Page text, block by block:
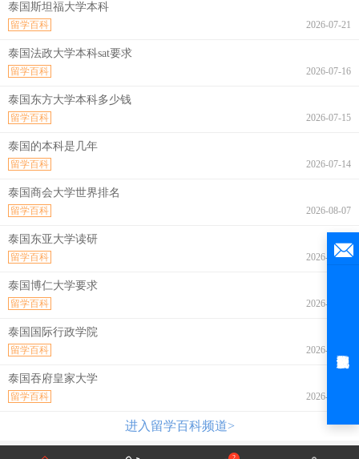
泰国斯坦福大学本科
2026-07-21
留学百科
泰国法政大学本科sat要求
2026-07-16
留学百科
泰国东方大学本科多少钱
2026-07-15
留学百科
泰国的本科是几年
2026-07-14
留学百科
泰国商会大学世界排名
2026-08-07
留学百科
泰国东亚大学读研
2026-08-07
留学百科
泰国博仁大学要求
2026-08-07
留学百科
泰国国际行政学院
2026-08-07
留学百科
泰国吞府皇家大学
2026-08-07
留学百科
进入留学百科频道>